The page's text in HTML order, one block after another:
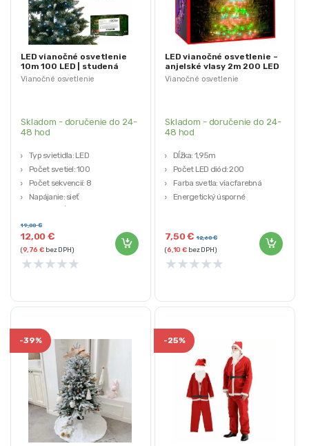
Vianočné osvetlenie
LED vianočné osvetlenie
10m 100 LED | studená
biela
Skladom - doručenie do 24-
48 hod
Typ svietidla: LED
Počet svetiel: 100
Počet sekvencií: 8
Napájanie: sieť
12,00€
19,00€
(9,76€ bez DPH)
★★★★★
Vianočné osvetlenie
LED vianočné osvetlenie –
anjelské vlasy 2m 200 LED
Skladom - doručenie do 24-
48 hod
Dĺžka: 1,95m
Počet LED diód: 200
Farba svetla: viacfarebná
Energetický úsporné
7,50€ 12,60€
(6,10€ bez DPH)
★★★★★
-39% -25%